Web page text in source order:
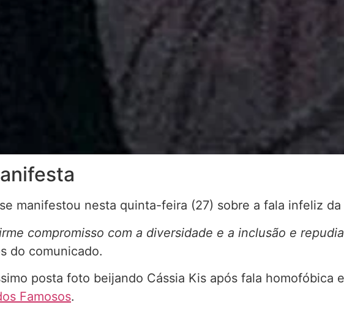
se manifestou nesta quinta-feira (27) sobre a fala infeliz
compromisso com a diversidade e a inclusão e
do comunicado.
posta foto beijando Cássia Kis após fala homofóbica
Famosos.